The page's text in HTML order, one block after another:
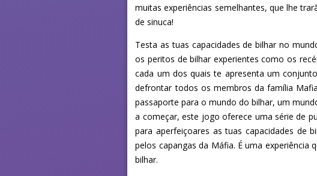
muitas experiências semelhantes, que lhe
de sinuca!
Testa as tuas capacidades de bilhar no
os peritos de bilhar experientes como os
cada um dos quais te apresenta um
defrontar todos os membros da família
passaporte para o mundo do bilhar, um
a começar, este jogo oferece uma série de
para aperfeiçoares as tuas capacidades de
pelos capangas da Máfia. É uma
bilhar.